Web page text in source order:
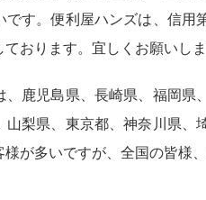
です。便利屋ハンズは、信
おります。宜しくお願いしま
、鹿児島県、長崎県、福岡
山梨県、東京都、神奈川県
が多いですが、全国の皆様